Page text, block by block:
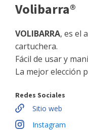
Volibarra®
VOLIBARRA, es el
cartuchera.
Fácil de usar y
La mejor elección
Redes Sociales
Sitio web
Instagram